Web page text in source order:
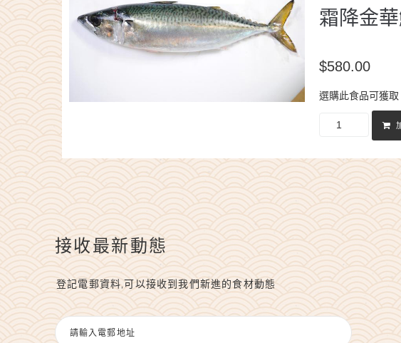
霜降金
$580.00
選購此食品可獲取
接收最新動態
登記電郵資料,可以接收到我們新進的食材動態